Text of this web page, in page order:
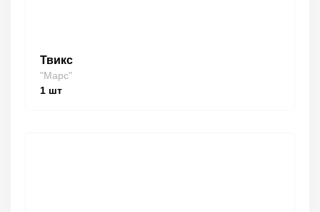
Твикс
"Марс"
1 шт